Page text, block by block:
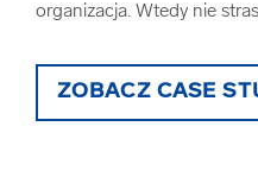
organizacja. Wtedy nie
ZOBACZ CASE